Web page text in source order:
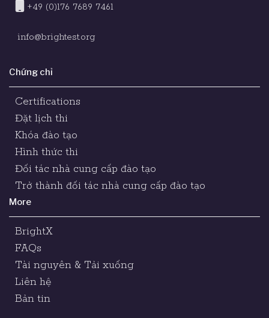
+49 (0)176 7689 7461
info@brightest.org
Chứng chỉ
Certifications
Đặt lịch thi
Khóa đào tạo
Hình thức thi
Đối tác nhà cung cấp đào tạo
Trở thành đối tác nhà cung cấp đào tạo
More
BrightX
FAQs
Tài nguyên & Tải xuống
Liên hệ
Bản tin